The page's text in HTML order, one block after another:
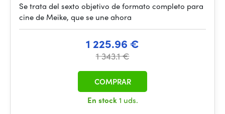
Se trata del sexto objetivo de formato completo para
cine de Meike, que se une ahora
1 225.96 €
1 343.1 €
En stock1 uds.
COMPRAR